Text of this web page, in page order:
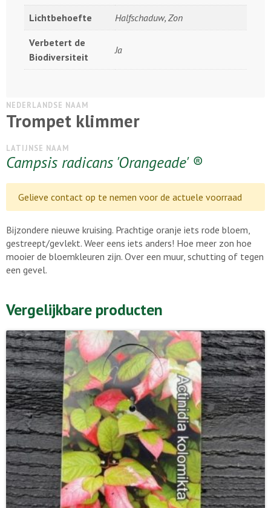
Lichtbehoefte Halfschaduw, Zon
Verbetert de
Biodiversiteit
Ja
NEDERLANDSE NAAM
Trompet klimmer
LATIJNSE NAAM
Campsis radicans 'Orangeade' ®
Gelieve contact op te nemen voor de actuele voorraad
Bijzondere nieuwe kruising. Prachtige oranje iets rode bloem,
gestreept/gevlekt. Weer eens iets anders! Hoe meer zon hoe
mooier de bloemkleuren zijn. Over een muur, schutting of tegen
een gevel.
Vergelijkbare producten